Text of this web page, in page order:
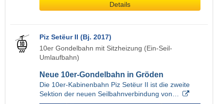
Details
Piz Setëur II (Bj. 2017)
10er Gondelbahn mit Sitzheizung (Ein-Seil-
Umlaufbahn)
Neue 10er-Gondelbahn in Gröden
Die 10er-Kabinenbahn Piz Setëur II ist die zweite
Sektion der neuen Seilbahnverbindung von…